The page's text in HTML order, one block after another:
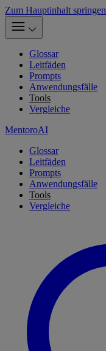
Zum Hauptinhalt springen
Glossar
Leitfäden
Prompts
Anwendungsfälle
Tools
Vergleiche
MentoroAI
Glossar
Leitfäden
Prompts
Anwendungsfälle
Tools
Vergleiche